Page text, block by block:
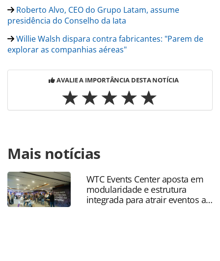
Roberto Alvo, CEO do Grupo Latam, assume
presidência do Conselho da Iata
Willie Walsh dispara contra fabricantes: "Parem de
explorar as companhias aéreas"
AVALIE A IMPORTÂNCIA DESTA NOTÍCIA
https://www.panrotas.com.br/aviacao/empresas/2026/06/
iata-de-ceos-debate-alta-do-qav-excesso-de-regulacao-e-
demais-desafios_229258.html ou as ferramentas
oferecidas na página. Todo o conteúdo produzido pela
PANROTAS Editora é protegido pela legislação brasileira
sobre direito autoral. Não reproduza o conteúdo sem
Mais notícias
WTC Events Center aposta em
modularidade e estrutura
integrada para atrair eventos a